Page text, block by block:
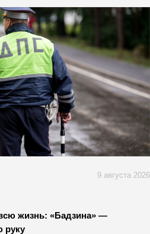
9 августа 2026
жизнь: «Бадзина» —
руку